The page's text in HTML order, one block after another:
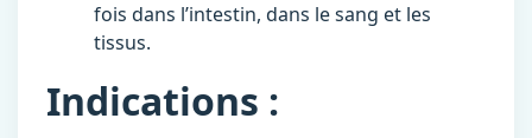
fois dans l’intestin, dans le sang et les
tissus.
Indications :